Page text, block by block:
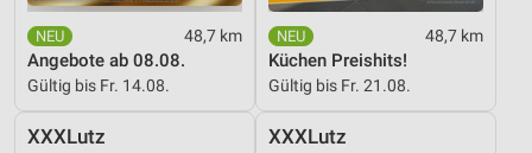
48,7 km
Angebote ab 08.08.
Gültig bis Fr. 14.08.
48,7 km
Küchen Preishits!
Gültig bis Fr. 21.08.
XXXLutz XXXLutz